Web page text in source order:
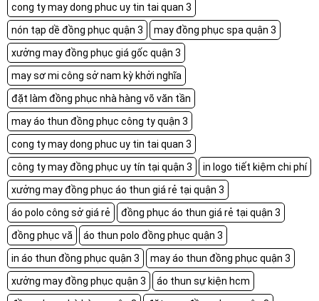
cong ty may dong phuc uy tin tai quan 3
nón tạp dề đồng phục quận 3
may đồng phục spa quận 3
xưởng may đồng phục giá gốc quận 3
may sơ mi công sở nam kỳ khởi nghĩa
đặt làm đồng phục nhà hàng võ văn tần
may áo thun đồng phục công ty quận 3
cong ty may dong phuc uy tin tai quan 3
công ty may đồng phục uy tín tại quận 3
in logo tiết kiệm chi phí
xưởng may đồng phục áo thun giá rẻ tại quận 3
áo polo công sở giá rẻ
đồng phục áo thun giá rẻ tại quận 3
đồng phục vă
áo thun polo đồng phục quận 3
in áo thun đồng phục quận 3
may áo thun đồng phục quận 3
xưởng may đồng phục quận 3
áo thun sự kiện hcm